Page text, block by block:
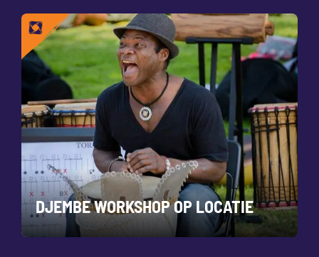
DJEMBE WORKSHOP OP LOCATIE